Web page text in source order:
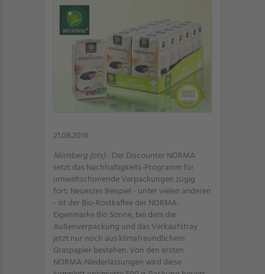
21.08.2019
Nürnberg (ots)- Der Discounter NORMA
setzt das Nachhaltigkeits-Programm für
umweltschonende Verpackungen zügig
fort: Neuestes Beispiel - unter vielen anderen
- ist der Bio-Röstkaffee der NORMA-
Eigenmarke Bio Sonne, bei dem die
Außenverpackung und das Verkaufstray
jetzt nur noch aus klimafreundlichem
Graspapier bestehen. Von den ersten
NORMA-Niederlassungen wird diese